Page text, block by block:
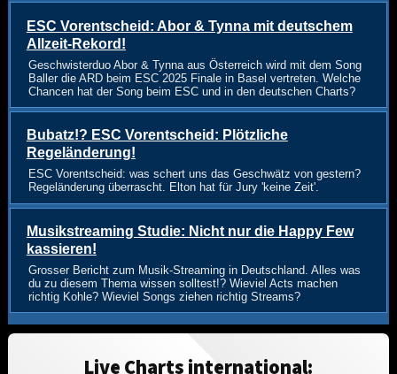
ESC Vorentscheid: Abor & Tynna mit deutschem
Allzeit-Rekord!
Geschwisterduo Abor & Tynna aus Österreich wird mit dem Song
Baller die ARD beim ESC 2025 Finale in Basel vertreten. Welche
Chancen hat der Song beim ESC und in den deutschen Charts?
Bubatz!? ESC Vorentscheid: Plötzliche
Regeländerung!
ESC Vorentscheid: was schert uns das Geschwätz von gestern?
Regeländerung überrascht. Elton hat für Jury 'keine Zeit'.
Musikstreaming Studie: Nicht nur die Happy Few
kassieren!
Grosser Bericht zum Musik-Streaming in Deutschland. Alles was
du zu diesem Thema wissen solltest!? Wieviel Acts machen
richtig Kohle? Wieviel Songs ziehen richtig Streams?
Live Charts international: